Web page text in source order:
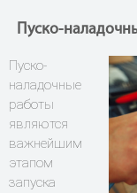
Пуско-
Пуско-
наладочные
работы
являются
важнейшим
этапом
запуска